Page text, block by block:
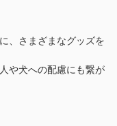
、さまざまなグッズを
や犬への配慮にも繋が